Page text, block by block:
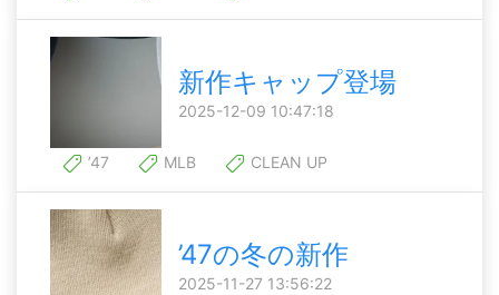
新作キャップ登場
2025-12-09 10:47:18
’47 MLB CLEAN UP
’47の冬の新作
2025-11-27 13:56:22